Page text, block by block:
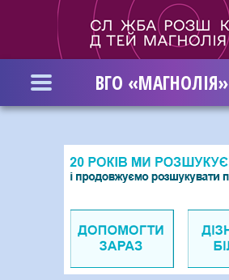
основного
ВГО «МАГНОЛІЯ»